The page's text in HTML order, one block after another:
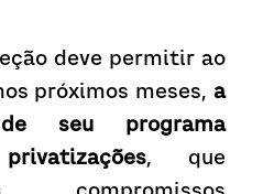
deve permitir ao
próximos meses, a
de seu programa
, que